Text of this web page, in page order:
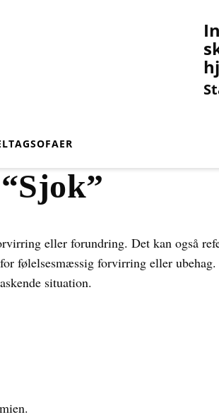
TAGSOFAER
eller forundring. Det kan også
følelsesmæssig forvirring eller
situation.